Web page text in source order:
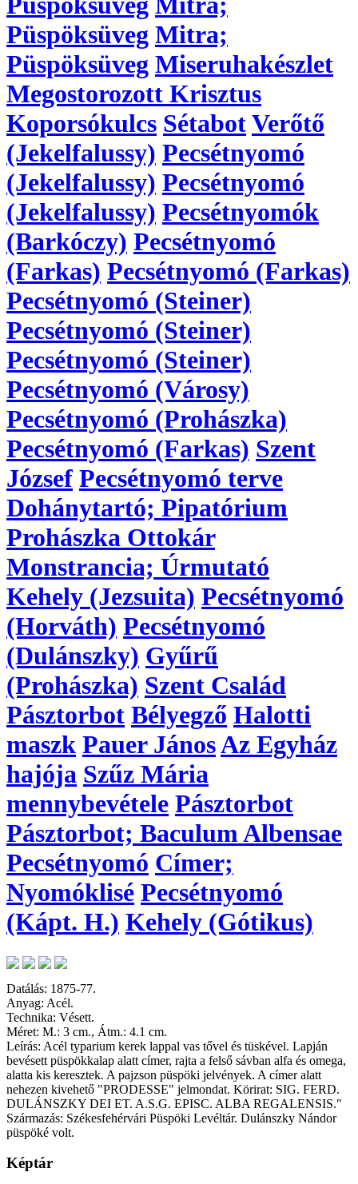
Püspöksüveg Mitra;
Püspöksüveg Miseruhakészlet
Megostorozott Krisztus
Koporsókulcs SétabotVerőtő
(Jekelfalussy) Pecsétnyomó
(Jekelfalussy) Pecsétnyomó
(Jekelfalussy) Pecsétnyomók
(Barkóczy) Pecsétnyomó
(Farkas) Pecsétnyomó (Farkas)
Pecsétnyomó (Steiner)
Pecsétnyomó (Steiner)
Pecsétnyomó (Steiner)
Pecsétnyomó (Városy)
Pecsétnyomó (Prohászka)
Pecsétnyomó (Farkas) Szent
József Pecsétnyomó terve
Dohánytartó; Pipatórium
Prohászka Ottokár
Monstrancia; Úrmutató
Kehely (Jezsuita) Pecsétnyomó
(Horváth) Pecsétnyomó
(Dulánszky) Gyűrű
(Prohászka) Szent Család
Pásztorbot Bélyegző Halotti
maszk Pauer JánosAz Egyház
hajója Szűz Mária
mennybevétele Pásztorbot
Pásztorbot; Baculum Albensae
Pecsétnyomó Címer;
Nyomóklisé Pecsétnyomó
(Kápt. H.) Kehely (Gótikus)
Datálás: 1875-77.
Anyag: Acél.
Technika: Vésett.
Méret: M.: 3 cm., Átm.: 4.1 cm.
Leírás: Acél typarium kerek lappal vas tővel és tüskével. Lapján
bevésett püspökkalap alatt címer, rajta a felső sávban alfa és omega,
alatta kis keresztek. A pajzson püspöki jelvények. A címer alatt
nehezen kivehető "PRODESSE" jelmondat. Körirat: SIG. FERD.
DULÁNSZKY DEI ET. A.S.G. EPISC. ALBA REGALENSIS."
Származás: Székesfehérvári Püspöki Levéltár. Dulánszky Nándor
püspöké volt.
Képtár